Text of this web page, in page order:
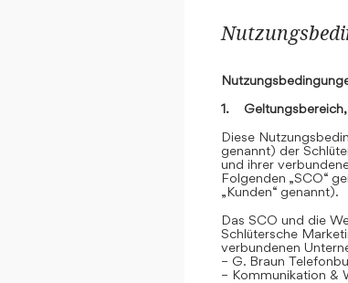
1. Geltungsbereich,
Diese
genannt) der
und ihrer
Folgenden „SCO“
„Kunden“ genannt).
Das SCO und die
Schlütersche
verbundenen
– G. Braun
– Kommunikation &